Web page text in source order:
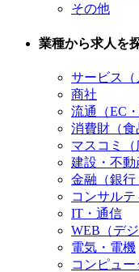
その他
業種から求人を
サービス（
商社
流通（EC
消費財（食
マスコミ（
建設・不動
金融（銀行
コンサル
IT・通信
WEB（デ
電気・電機
コンピュ